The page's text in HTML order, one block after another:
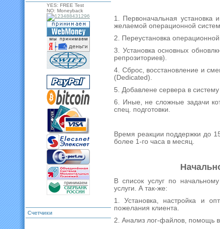
YES: FREE Test
NO: Moneyback
Cчетчики
1. Первоначальная установка
желаемой операционной
2. Переустановка
3. Установка основных
репрозиториев).
4. Сброс, восстановление и
(Dedicated).
5. Добавлене сервера в
6. Иные, не сложные задачи
спец. подготовки.
Время реакции поддержки до
более 1-го часа в месяц.
В список услуг по
услуги. А так-же:
1. Установка, настройка и
пожелания клиента.
2. Анализ лог-файлов, помощь